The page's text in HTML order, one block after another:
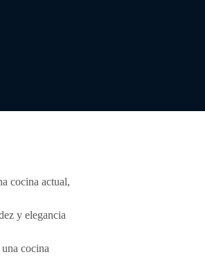
cocina actual,
y elegancia
cocina